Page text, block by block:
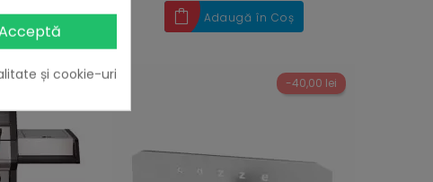
Adaugă în Coș
-40,00 lei
și cookie-uri